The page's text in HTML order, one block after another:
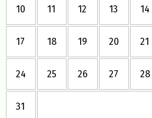
10 11 12 13 14
17 18 19 20 21
24 25 26 27 28
31